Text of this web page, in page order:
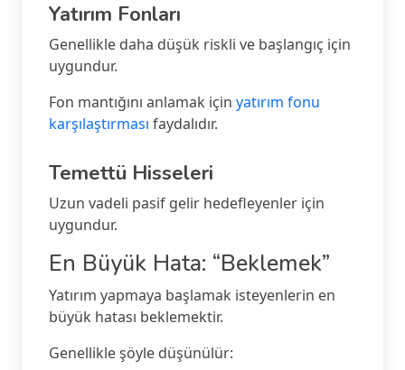
Yatırım Fonları
Genellikle daha düşük riskli ve başlangıç için
uygundur.
Fon mantığını anlamak için yatırım fonu
karşılaştırması faydalıdır.
Temettü Hisseleri
Uzun vadeli pasif gelir hedefleyenler için
uygundur.
En Büyük Hata: “Beklemek”
Yatırım yapmaya başlamak isteyenlerin en
büyük hatası beklemektir.
Genellikle şöyle düşünülür: